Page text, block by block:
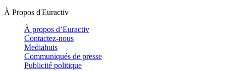
À Propos d'Euractiv
À propos d’Euractiv
Contactez-nous
Mediahuis
Communiqués de presse
Publicité politique